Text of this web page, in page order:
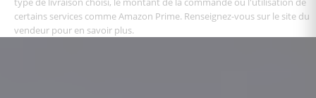
certains services comme Amazon Prime. Renseignez-vous sur le site du
vendeur pour en savoir plus.